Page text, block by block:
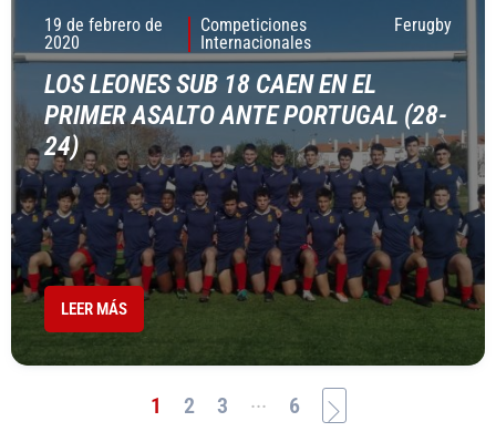
19 de febrero de
2020
Competiciones
Internacionales
Ferugby
LOS LEONES SUB 18 CAEN EN EL
PRIMER ASALTO ANTE PORTUGAL (28-
24)
LEER MÁS
1 2 3 ... 6